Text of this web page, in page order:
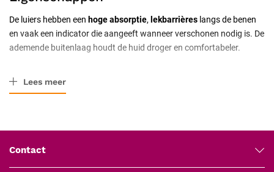
De luiers hebben een hoge absorptie, lekbarrières langs de benen
en vaak een indicator die aangeeft wanneer verschonen nodig is. De
ademende buitenlaag houdt de huid droger en comfortabeler.
Maat en absorptie
(dag of nacht). Een bekend merk is onder meerAttends.
Veelgestelde vragen
Lees meer
Contact